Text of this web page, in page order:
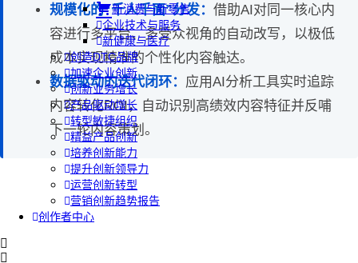
新消费与新零售
企业技术与服务
新健康与医疗
创造DTC品牌
加速企业创新
创新业务增长
产品驱动增长
转型敏捷组织
精益产品创新
培养创新能力
提升创新领导力
运营创新转型
营销创新趋势报告
创作者中心
规模化的“千人千面”分发： 借助AI对同一核心内
容进行多平台、多受众视角的自动改写，以极低
成本实现精准的个性化内容触达。
数据驱动的迭代闭环： 应用AI分析工具实时追踪
内容转化ROI，自动识别高绩效内容特征并反哺
下一轮内容策划。